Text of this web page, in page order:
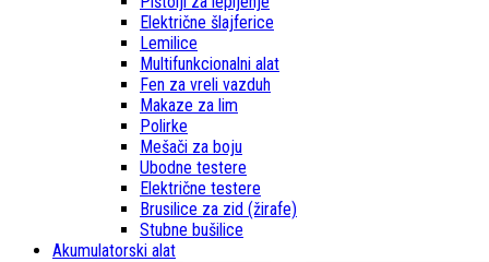
Električne šlajferice
Lemilice
Multifunkcionalni alat
Fen za vreli vazduh
Makaze za lim
Polirke
Mešači za boju
Ubodne testere
Električne testere
Brusilice za zid (žirafe)
Stubne bušilice
Akumulatorski alat